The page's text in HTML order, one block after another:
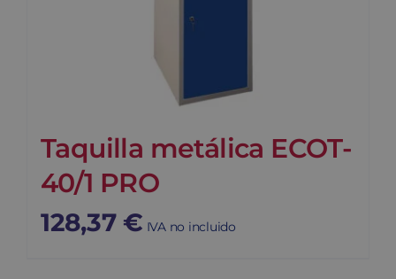
Taquilla metálica ECOT-
40/1 PRO
128,37 € IVA no incluido